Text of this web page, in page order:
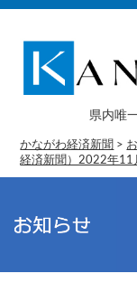
県内唯
かながわ経済新聞 >
経済新聞）2022年11